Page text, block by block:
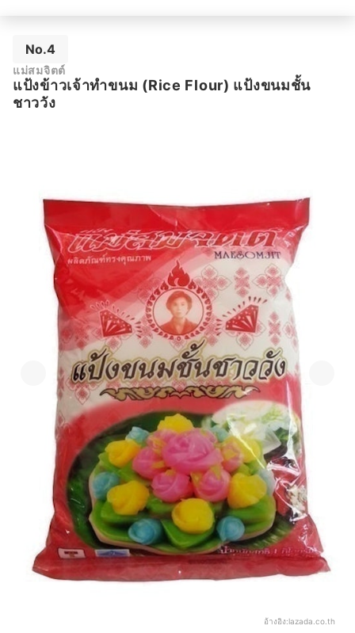
No.4
แม่สมจิตต์
แป้งข้าวเจ้าทำขนม (Rice Flour) แป้งขนมชั้น
ชาววัง
อ้างอิง:lazada.co.th